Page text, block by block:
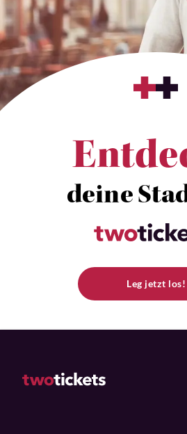
deine
Leg jetzt los!